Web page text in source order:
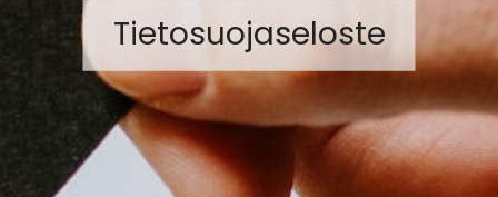
Tietosuojaseloste